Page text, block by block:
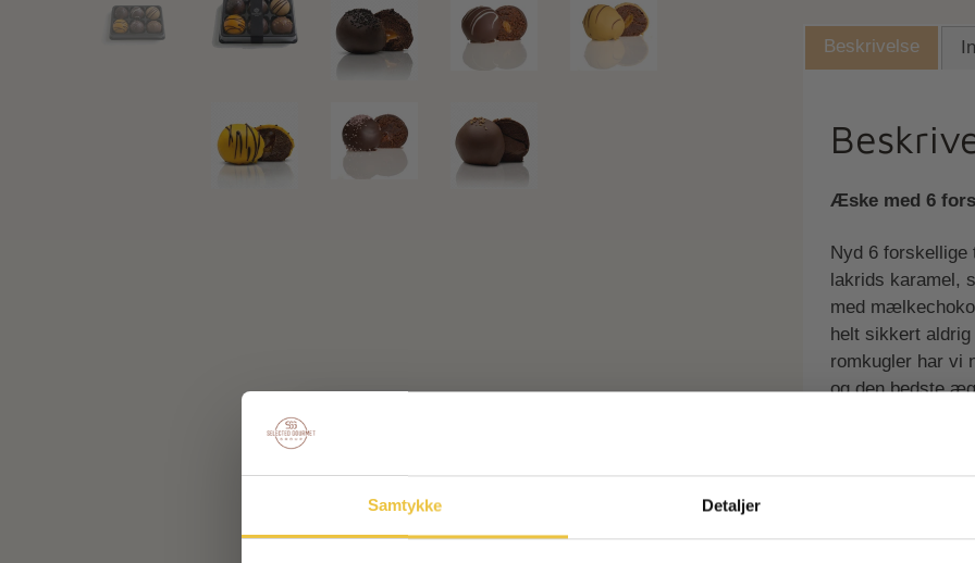
Samtykke Detaljer
Beskrivelse
Æske med 6
Nyd 6
lakrids karamel,
med
helt sikkert
romkugler har vi
og den bedste
En romkugle til
Vores trøffel-
med dem sætter
Ingen spam - kun
Tilmeld dig
førsteret til